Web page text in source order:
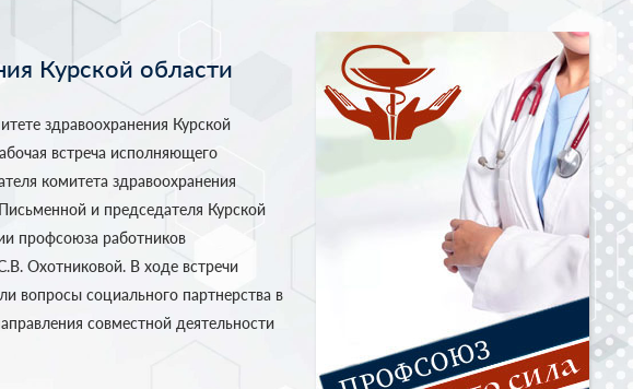
Курской области
здравоохранения Курской
встреча исполняющего
комитета здравоохранения
и председателя Курской
профсоюза работников
Охотниковой. В ходе встречи
вопросы социального партнерства в
совместной деятельности